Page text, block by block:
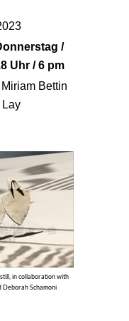
/
Uhr / 6 pm
Bettin
Lay
in collaboration with
Deborah Schamoni